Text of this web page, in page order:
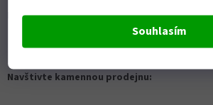
Souhlasím
Kontaktní formulář ZDE
Navštivte kamennou prodejnu: